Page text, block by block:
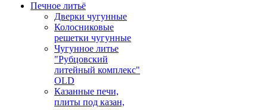
Печное литьё
Дверки чугунные
Колосниковые
решетки чугунные
Чугунное литье
"Рубцовский
литейный комплекс"
OLD
Казанные печи,
плиты под казан,